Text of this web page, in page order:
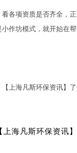
项资质是否齐全，正
小作坊模式，就开始在
上海凡斯环保资讯】